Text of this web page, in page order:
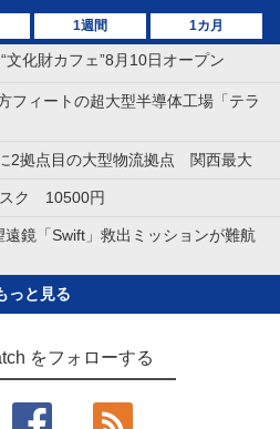
1週間 1カ月
文化財カフェ”8月10日オープン
フィートの超大型半導体工場「テラ
2拠点目の大型物流拠点 関西最大
スク 10500円
遠鏡「Swift」救出ミッションが難航
っと見る
をフォローする